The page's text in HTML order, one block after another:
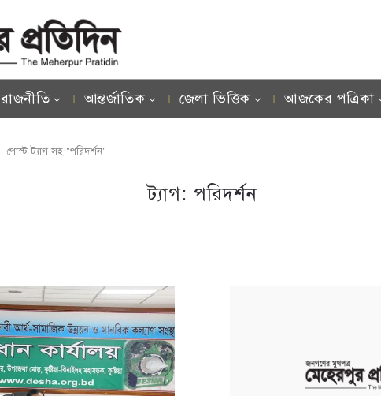
রাজনীতি আন্তর্জাতিক জেলা ভিত্তিক আজকের পত্রিকা
পোস্ট ট্যাগ সহ "পরিদর্শন"
ট্যাগ: পরিদর্শন